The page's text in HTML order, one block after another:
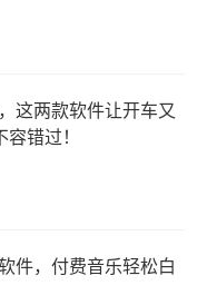
这两款软件让开车又
错过！
件，付费音乐轻松白